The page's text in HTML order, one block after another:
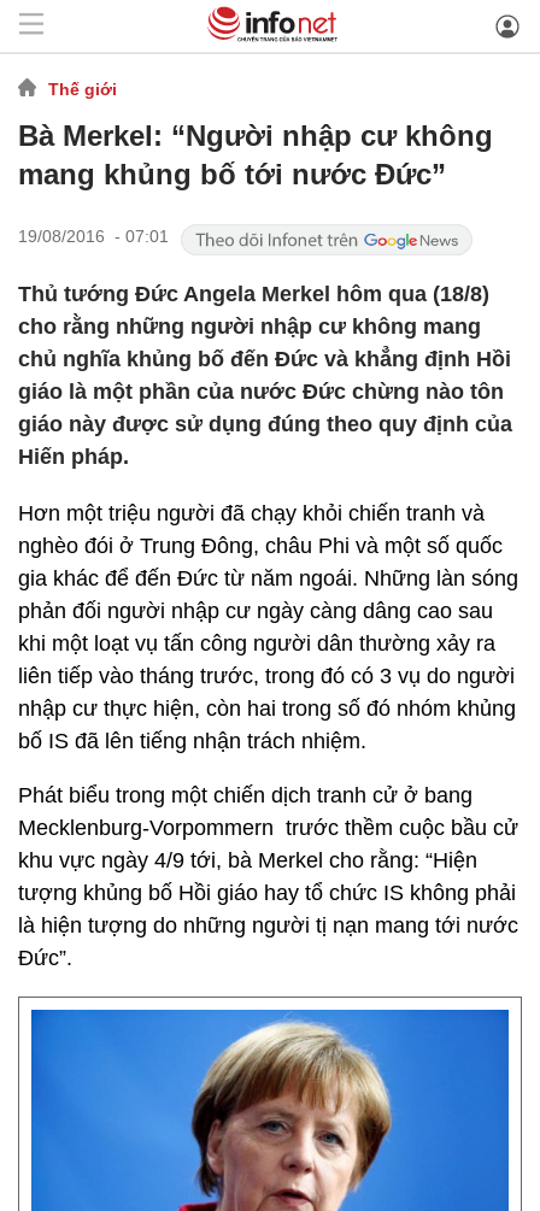
Thế giới
Bà Merkel: “Người nhập cư không
mang khủng bố tới nước Đức”
19/08/2016 - 07:01
Thủ tướng Đức Angela Merkel hôm qua (18/8)
cho rằng những người nhập cư không mang
chủ nghĩa khủng bố đến Đức và khẳng định Hồi
giáo là một phần của nước Đức chừng nào tôn
giáo này được sử dụng đúng theo quy định của
Hiến pháp.
Hơn một triệu người đã chạy khỏi chiến tranh và
nghèo đói ở Trung Đông, châu Phi và một số quốc
gia khác để đến Đức từ năm ngoái. Những làn sóng
phản đối người nhập cư ngày càng dâng cao sau
khi một loạt vụ tấn công người dân thường xảy ra
liên tiếp vào tháng trước, trong đó có 3 vụ do người
nhập cư thực hiện, còn hai trong số đó nhóm khủng
bố IS đã lên tiếng nhận trách nhiệm.
Phát biểu trong một chiến dịch tranh cử ở bang
Mecklenburg-Vorpommern trước thềm cuộc bầu cử
khu vực ngày 4/9 tới, bà Merkel cho rằng: “Hiện
tượng khủng bố Hồi giáo hay tổ chức IS không phải
là hiện tượng do những người tị nạn mang tới nước
Đức”.